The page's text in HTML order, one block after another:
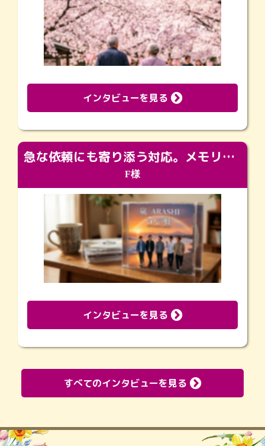
インタビューを見る
急な依頼にも寄り添う対応。メモリアルコーナーで振り返る大切な日々
F様
インタビューを見る
すべてのインタビューを見る